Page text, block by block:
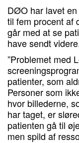
DØO har lavet
til fem procent af
går med at se
have sendt
”Problemet med
patienter, som
Personer som
hvor billederne,
har taget, er
patienten gå til
men spild af